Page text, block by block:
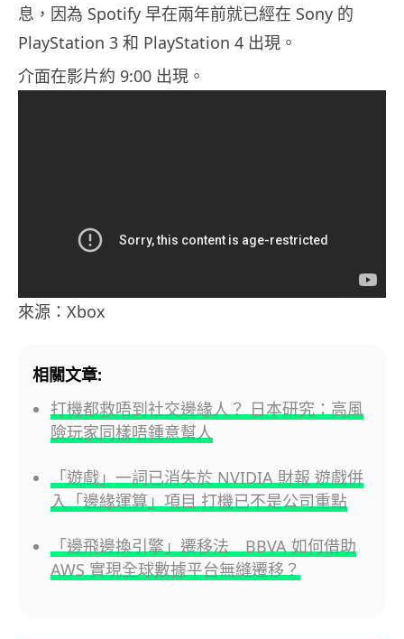
息，因為 Spotify 早在兩年前就已經在 Sony 的
PlayStation 3 和 PlayStation 4 出現。
介面在影片約 9:00 出現。
來源：Xbox
相關文章:
打機都救唔到社交邊緣人？ 日本研究：高風
險玩家同樣唔鍾意幫人
「遊戲」一詞已消失於 NVIDIA 財報 遊戲併
入「邊緣運算」項目 打機已不是公司重點
「邊飛邊換引擎」遷移法 BBVA 如何借助
AWS 實現全球數據平台無縫遷移？